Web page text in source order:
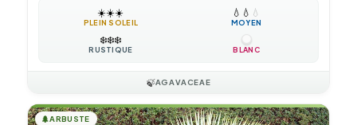
☀️☀️☀️
PLEIN SOLEIL
💧 💧 💧
MOYEN
❄️❄️❄️
RUSTIQUE BLANC
🍃AGAVACEAE
🌲ARBUSTE